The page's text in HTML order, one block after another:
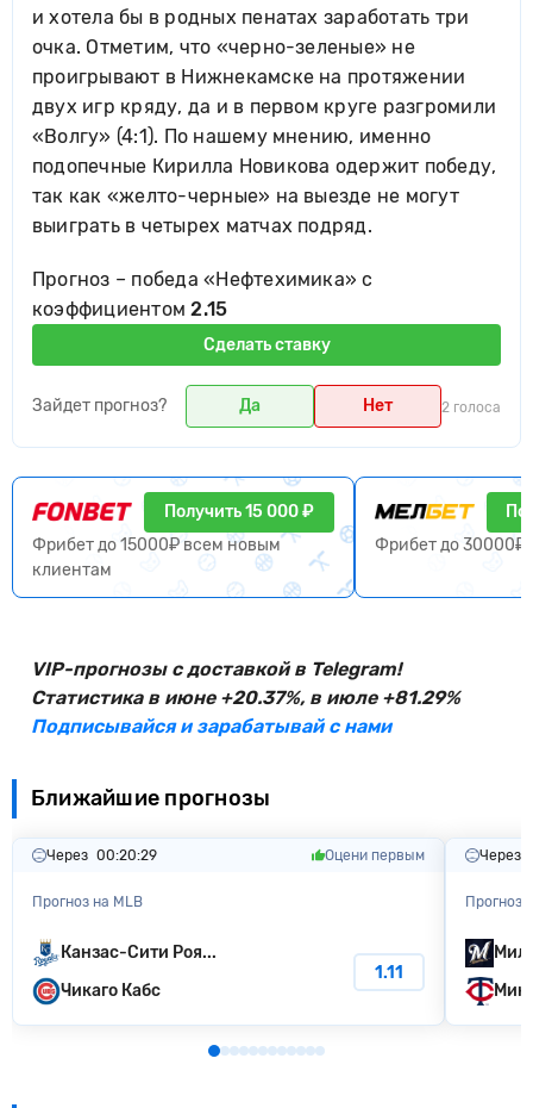
и хотела бы в родных пенатах заработать три
очка. Отметим, что «черно-зеленые» не
проигрывают в Нижнекамске на протяжении
двух игр кряду, да и в первом круге разгромили
«Волгу» (4:1). По нашему мнению, именно
подопечные Кирилла Новикова одержит победу,
так как «желто-черные» на выезде не могут
выиграть в четырех матчах подряд.
Прогноз – победа «Нефтехимика» с
коэффициентом2.15
Сделать ставку
Зайдет прогноз? Да Нет 2 голоса
Получить 15 000 ₽
Фрибет до 15000₽ всем новым
клиентам
Фрибет до 30000₽
VIP-прогнозы с доставкой в Telegram!
Статистика в июне +20.37%, в июле +81.29%
Подписывайся и зарабатывай с нами
Ближайшие прогнозы
Через 00:20:28 Оцени первым
Прогноз на MLB
Канзас-Сити Poя...
Чикаго Кабс
1.11
Через
Прогноз